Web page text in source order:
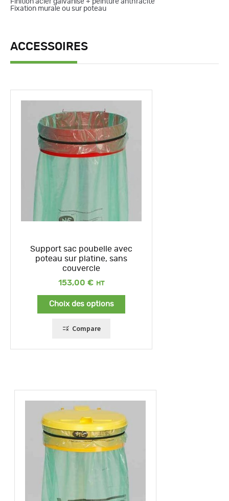
Fixation murale ou sur poteau
ACCESSOIRES
Support sac poubelle avec
poteau sur platine, sans
couvercle
153,00 €
Choix des options
Compare